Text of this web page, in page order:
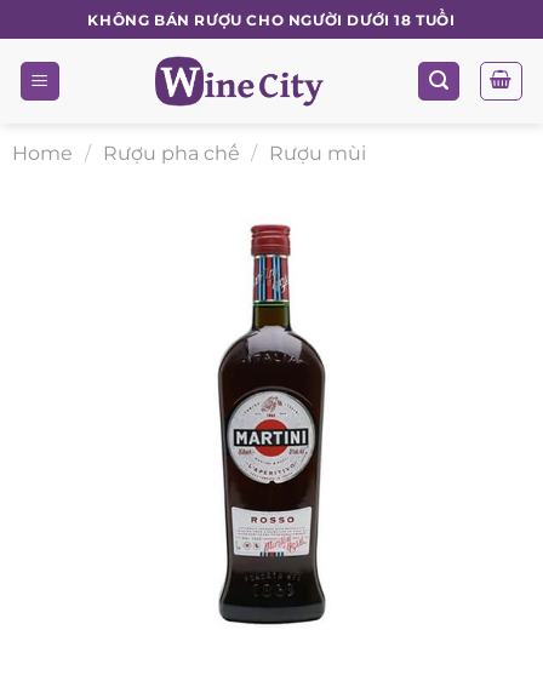
to
content
KHÔNG BÁN RƯỢU CHO NGƯỜI DƯỚI 18 TUỔI
Home / Rượu pha chế / Rượu mùi